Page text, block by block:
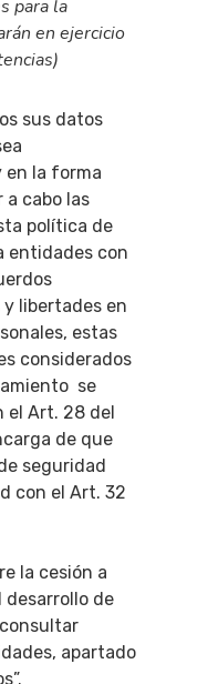
para la
en ejercicio
sus datos
en la forma
a cabo las
política de
entidades con
libertades en
estas
considerados
se
el Art. 28 del
de que
seguridad
con el Art. 32
la cesión a
desarrollo de
apartado